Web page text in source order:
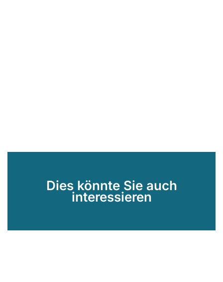
Dies könnte Sie auch
interessieren